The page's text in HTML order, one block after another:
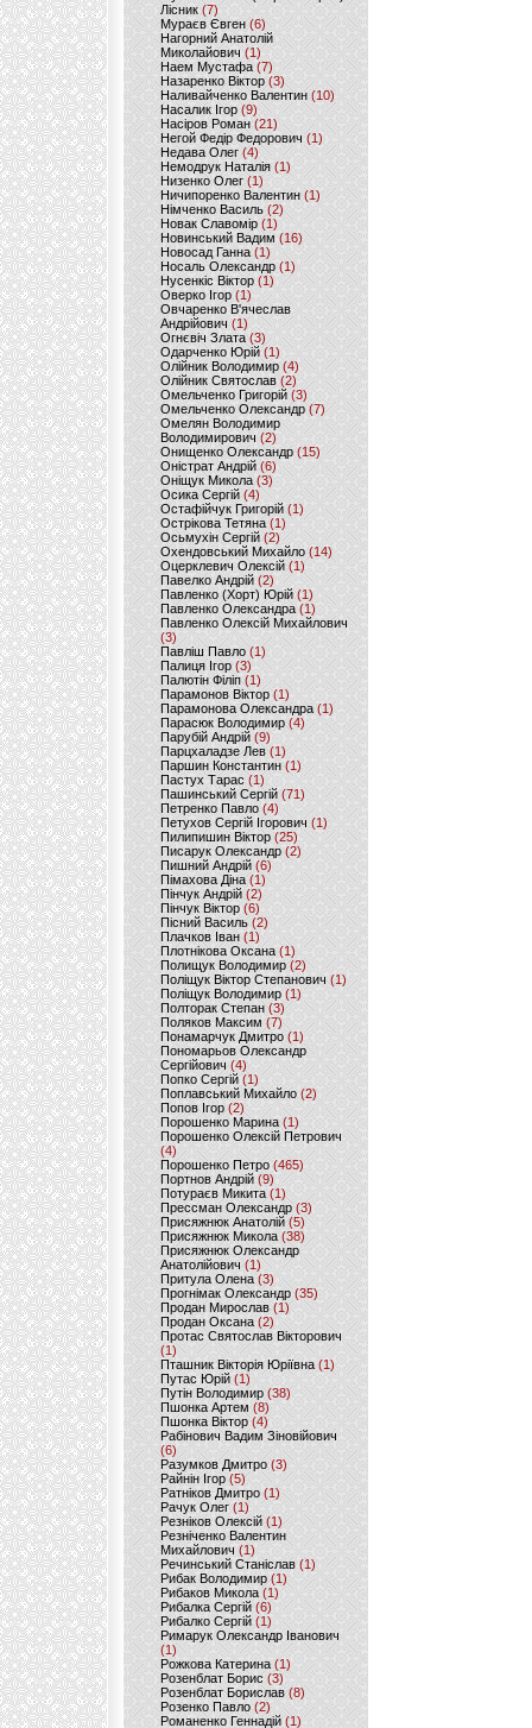
Лісник (7)
Мураєв Євген(6)
Нагорний Анатолій
Миколайович (1)
Наем Мустафа (7)
Назаренко Віктор (3)
Наливайченко Валентин (10)
Насалик Ігор(9)
Насіров Роман (21)
Негой Федір Федорович(1)
Недава Олег(4)
Немодрук Наталія(1)
Низенко Олег (1)
Ничипоренко Валентин (1)
Німченко Василь (2)
Новак Славомір (1)
Новинський Вадим (16)
Новосад Ганна (1)
Носаль Олександр (1)
Нусенкіс Віктор (1)
Оверко Ігор (1)
Овчаренко В'ячеслав
Андрійович(1)
Огнєвіч Злата (3)
Одарченко Юрій(1)
Олійник Володимир (4)
Олійник Святослав (2)
Омельченко Григорій (3)
Омельченко Олександр(7)
Омелян Володимир
Володимирович (2)
Онищенко Олександр (15)
Оністрат Андрій (6)
Оніщук Микола (3)
Осика Сергій(4)
Остафійчук Григорій(1)
Острікова Тетяна (1)
Осьмухін Сергій (2)
Охендовський Михайло (14)
Оцерклевич Олексій (1)
Павелко Андрій (2)
Павленко (Хорт) Юрій (1)
Павленко Олександра (1)
Павленко Олексій Михайлович
(3)
Павліш Павло(1)
Палиця Ігор (3)
Палютін Філіп(1)
Парамонов Віктор (1)
Парамонова Олександра(1)
Парасюк Володимир(4)
Парубій Андрій (9)
Парцхаладзе Лев (1)
Паршин Константин(1)
Пастух Тарас (1)
Пашинський Сергій (71)
Петренко Павло (4)
Петухов Сергій Ігорович (1)
Пилипишин Віктор(25)
Писарук Олександр(2)
Пишний Андрій (6)
Пімахова Діна(1)
Пінчук Андрій(2)
Пінчук Віктор (6)
Пісний Василь (2)
Плачков Іван(1)
Плотнікова Оксана (1)
Полищук Володимир(2)
Поліщук Віктор Степанович(1)
Поліщук Володимир (1)
Полторак Степан(3)
Поляков Максим (7)
Понамарчук Дмитро (1)
Пономарьов Олександр
Сергійович(4)
Попко Сергій (1)
Поплавський Михайло (2)
Попов Ігор(2)
Порошенко Марина (1)
Порошенко Олексій Петрович
(4)
Порошенко Петро (465)
Портнов Андрій (9)
Потураєв Микита(1)
Прессман Олександр(3)
Присяжнюк Анатолій (5)
Присяжнюк Микола (38)
Присяжнюк Олександр
Анатолійович (1)
Притула Олена (3)
Прогнімак Олександр(35)
Продан Мирослав(1)
Продан Оксана (2)
Протас Святослав Вікторович
(1)
Пташник Вікторія Юріївна (1)
Путас Юрій (1)
Путін Володимир(38)
Пшонка Артем (8)
Пшонка Віктор(4)
Рабінович Вадим Зіновійович
(6)
Разумков Дмитро (3)
Райнін Ігор(5)
Ратніков Дмитро (1)
Рачук Олег (1)
Резніков Олексій(1)
Резніченко Валентин
Михайлович (1)
Речинський Станіслав (1)
Рибак Володимир(1)
Рибаков Микола(1)
Рибалка Сергій (6)
Рибалко Сергій (1)
Римарук Олександр Іванович
(1)
Рожкова Катерина(1)
Розенблат Борис (3)
Розенблат Борислав (8)
Розенко Павло (2)
Романенко Геннадій (1)